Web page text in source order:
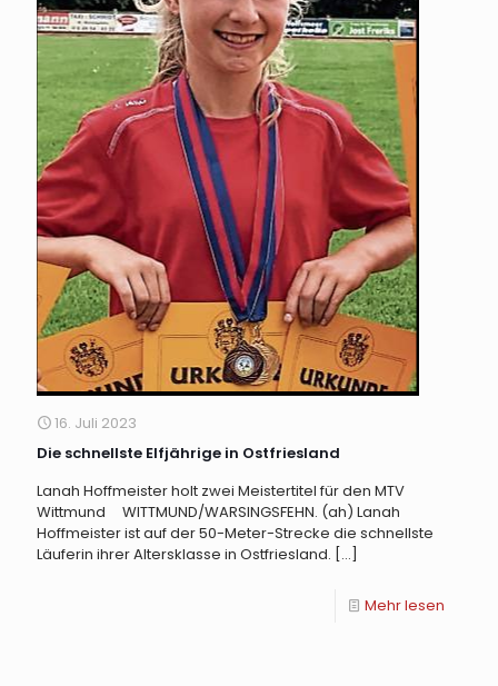
16. Juli 2023
Die schnellste Elfjährige in Ostfriesland
Lanah Hoffmeister holt zwei Meistertitel für den MTV
Wittmund WITTMUND/WARSINGSFEHN. (ah) Lanah
Hoffmeister ist auf der 50-Meter-Strecke die schnellste
Läuferin ihrer Altersklasse in Ostfriesland. […]
Mehr lesen